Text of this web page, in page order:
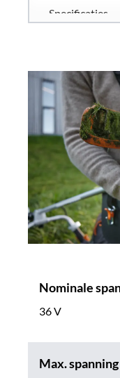
Nominale
36 V
Max. spanning